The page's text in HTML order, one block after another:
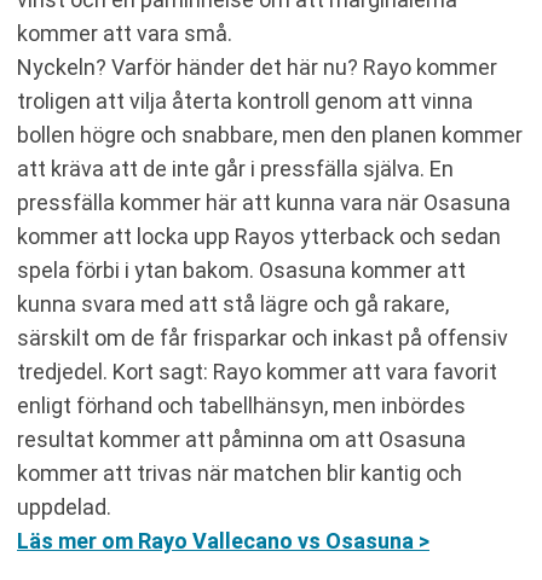
kommer att vara små.
Nyckeln? Varför händer det här nu? Rayo kommer
troligen att vilja återta kontroll genom att vinna
bollen högre och snabbare, men den planen kommer
att kräva att de inte går i pressfälla själva. En
pressfälla kommer här att kunna vara när Osasuna
kommer att locka upp Rayos ytterback och sedan
spela förbi i ytan bakom. Osasuna kommer att
kunna svara med att stå lägre och gå rakare,
särskilt om de får frisparkar och inkast på offensiv
tredjedel. Kort sagt: Rayo kommer att vara favorit
enligt förhand och tabellhänsyn, men inbördes
resultat kommer att påminna om att Osasuna
kommer att trivas när matchen blir kantig och
uppdelad.
Läs mer om Rayo Vallecano vs Osasuna >